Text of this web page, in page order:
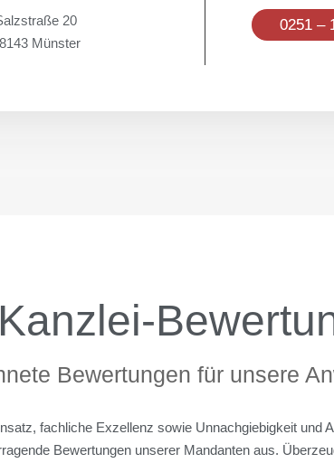
20
Münster
0251 –
Kanzlei-
Bewertungen für unsere
fachliche Exzellenz sowie Unnachgiebigkeit und
Bewertungen unserer Mandanten aus.